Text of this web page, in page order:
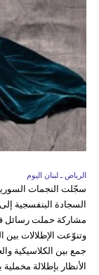
الرياض ـ لبنان اليوم
السجادة البنفسجية
مشاركة حملت رسائل
وتنوّعت الإطلالات بين
جمع بين الكلاسيكية
الأنظار بإطلالة